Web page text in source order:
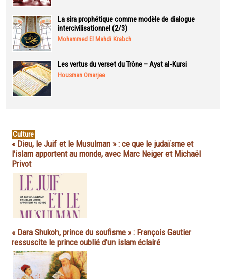
La sira prophétique comme modèle de dialogue
intercivilisationnel (2/3)
Mohammed El Mahdi Krabch
Les vertus du verset du Trône – Ayat al-Kursi
Housman Omarjee
Culture
« Dieu, le Juif et le Musulman » : ce que le judaïsme et
l'islam apportent au monde, avec Marc Neiger et Michaël
Privot
« Dara Shukoh, prince du soufisme » : François Gautier
ressuscite le prince oublié d'un islam éclairé